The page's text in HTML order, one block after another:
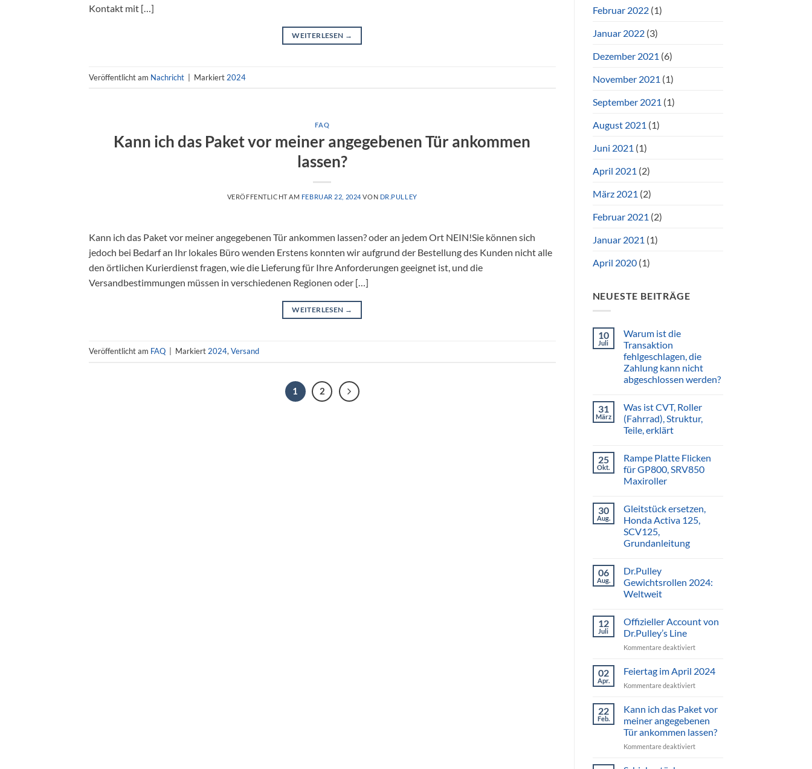
Kontakt mit […]
WEITERLESEN →
Veröffentlicht am Nachricht Markiert 2024
FAQ
Kann ich das Paket vor meiner angegebenen Tür ankommen
lassen?
VERÖFFENTLICHT AM FEBRUAR 22, 2024VON DR.PULLEY
Kann ich das Paket vor meiner angegebenen Tür ankommen lassen? oder an jedem Ort NEIN!Sie können sich
jedoch bei Bedarf an Ihr lokales Büro wenden Erstens konnten wir aufgrund der Bestellung des Kunden nicht alle
den örtlichen Kurierdienst fragen, wie die Lieferung für Ihre Anforderungen geeignet ist, und die
Versandbestimmungen müssen in verschiedenen Regionen oder […]
WEITERLESEN →
Veröffentlicht am FAQ Markiert2024,Versand
1 2
Februar 2022(1)
Januar 2022(3)
Dezember 2021 (6)
November 2021 (1)
September 2021 (1)
August 2021 (1)
Juni 2021 (1)
April 2021 (2)
März 2021 (2)
Februar 2021 (2)
Januar 2021 (1)
April 2020(1)
NEUESTE BEITRÄGE
10
Juli
Warum ist die
Transaktion
fehlgeschlagen, die
Zahlung kann nicht
abgeschlossen werden?
31
März
Was ist CVT, Roller
(Fahrrad), Struktur,
Teile, erklärt
25
Okt.
Rampe Platte Flicken
für GP800, SRV850
Maxiroller
30
Aug.
Gleitstück ersetzen,
Honda Activa 125,
SCV125,
Grundanleitung
06
Aug.
Dr.Pulley
Gewichtsrollen 2024:
Weltweit
12
Juli
Offizieller Account von
Dr.Pulley’s Line
Kommentare deaktiviertfür
Account
von
Dr.Pulley’s
02
Apr.
Feiertag im April 2024
Kommentare deaktiviertfür
im
April
2024
22
Feb.
Kann ich das Paket vor
meiner angegebenen
Tür ankommen lassen?
Kommentare deaktiviertfür